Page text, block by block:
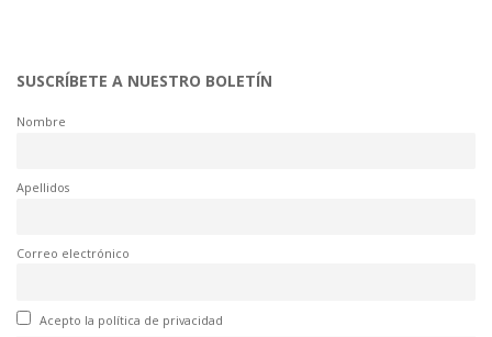
SUSCRÍBETE A NUESTRO BOLETÍN
Nombre
Apellidos
Correo electrónico
Acepto la política de privacidad